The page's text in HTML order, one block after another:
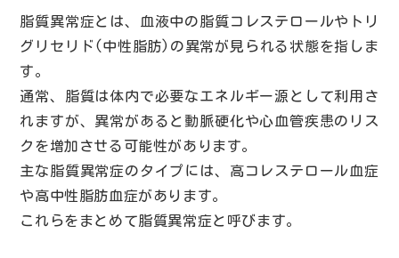
脂質異常症とは、血液中の脂質コレステロールやトリ
グリセリド(中性脂肪)の異常が見られる状態を指しま
す。
通常、脂質は体内で必要なエネルギー源として利用さ
れますが、異常があると動脈硬化や心血管疾患のリス
クを増加させる可能性があります。
主な脂質異常症のタイプには、高コレステロール血症
や高中性脂肪血症があります。
これらをまとめて脂質異常症と呼びます。